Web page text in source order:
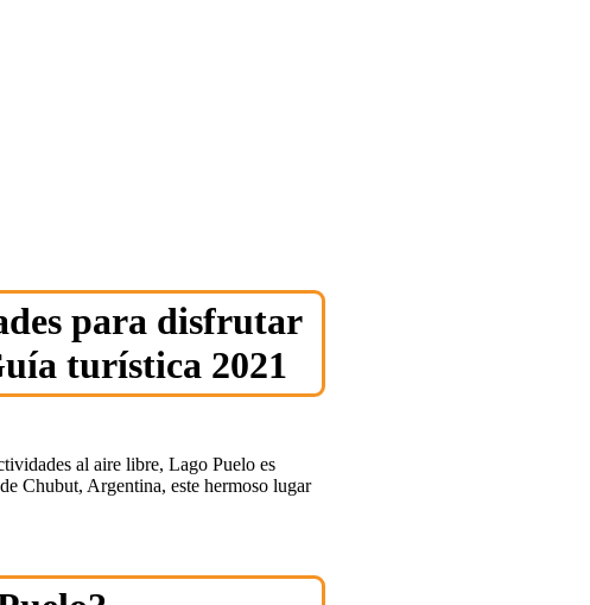
para disfrutar
turística 2021
al aire libre, Lago Puelo es
Chubut, Argentina, este hermoso lugar